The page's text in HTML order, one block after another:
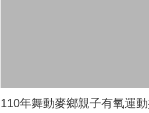
110年舞動麥鄉親子有氧運